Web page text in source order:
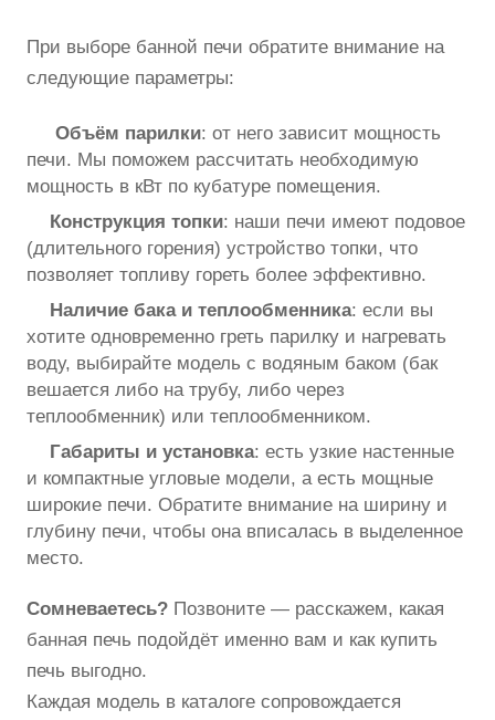
При выборе банной печи обратите внимание на
следующие параметры:
Объём парилки: от него зависит мощность
печи. Мы поможем рассчитать необходимую
мощность в кВт по кубатуре помещения.
Конструкция топки: наши печи имеют подовое
(длительного горения) устройство топки, что
позволяет топливу гореть более эффективно.
Наличие бака и теплообменника: если вы
хотите одновременно греть парилку и нагревать
воду, выбирайте модель с водяным баком (бак
вешается либо на трубу, либо через
теплообменник) или теплообменником.
Габариты и установка: есть узкие настенные
и компактные угловые модели, а есть мощные
широкие печи. Обратите внимание на ширину и
глубину печи, чтобы она вписалась в выделенное
место.
Сомневаетесь? Позвоните — расскажем, какая
банная печь подойдёт именно вам и как купить
печь выгодно.
Каждая модель в каталоге сопровождается